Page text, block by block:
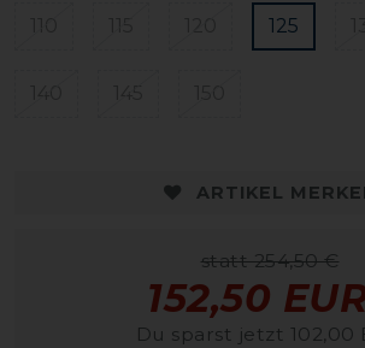
125
ARTIKEL
statt 254,50 €
152,50
Du sparst jetzt 102,00